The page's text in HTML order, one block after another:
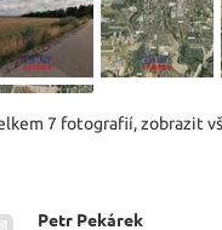
7 fotografií, zobrazit
Petr Pekárek